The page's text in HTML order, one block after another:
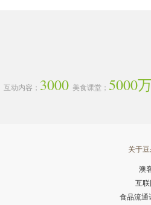
互动内容； 3000 美食课堂； 5000
关于
澳
互
食品流